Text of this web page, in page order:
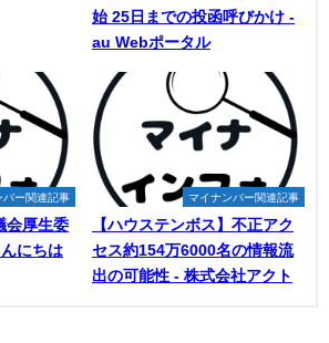
始 25日までの投函呼びかけ -
au Webポータル
バー関連記事
会厚生委
にちは
マイナンバー関連記事
【ハウステンボス】不正アク
セス約154万6000名の情報流
出の可能性 - 株式会社アクト